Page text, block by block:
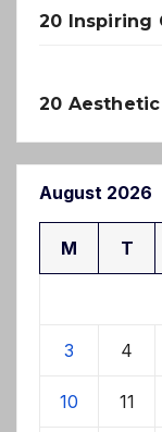
20 Inspiring
20
August 2026
M T
3 4
10 11